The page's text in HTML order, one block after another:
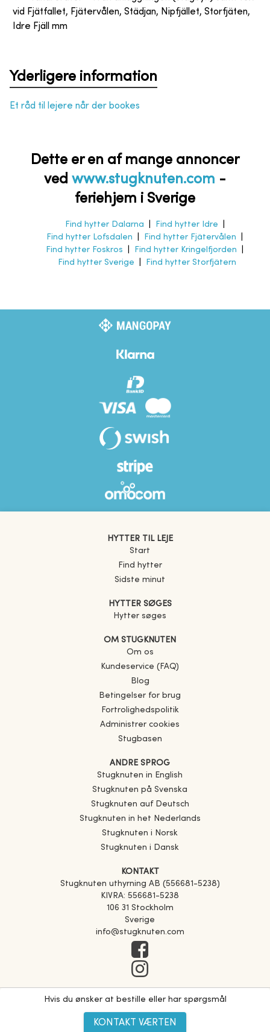
vid Fjätfallet, Fjätervålen, Städjan, Nipfjället, Storfjäten,
Idre Fjäll mm
Yderligere information
Et råd til lejere når der bookes
Dette er en af mange annoncer
ved www.stugknuten.com -
feriehjem i Sverige
Find hytter Dalarna Find hytter Idre
Find hytter Lofsdalen
Find hytter Fjätervålen
Find hytter Foskros
Find hytter Kringelfjorden
Find hytter Sverige
Find hytter Storfjätern
Hvis du ønsker at bestille eller har spørgsmål
KONTAKT VÆRTEN
HYTTER TIL LEJE
Start
Find hytter
Sidste minut
HYTTER SØGES
Hytter søges
OM STUGKNUTEN
Om os
Kundeservice (FAQ)
Blog
Betingelser for brug
Fortrolighedspolitik
Administrer cookies
Stugbasen
ANDRE SPROG
Stugknuten in English
Stugknuten på Svenska
Stugknuten auf Deutsch
Stugknuten in het Nederlands
Stugknuten i Norsk
Stugknuten i Dansk
KONTAKT
Stugknuten uthyrning AB (556681-5238)
KIVRA: 556681-5238
106 31 Stockholm
Sverige
info@stugknuten.com